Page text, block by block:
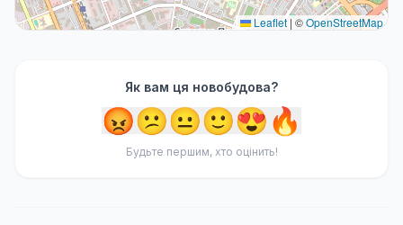
Leaflet | ©OpenStreetMap
Як вам ця новобудова?
😡😕😐🙂😍🔥
Будьте першим, хто оцінить!